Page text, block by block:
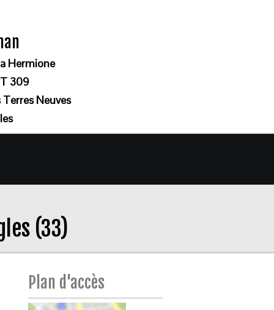
Hermione
309
Terres Neuves
(33)
Plan d'accès